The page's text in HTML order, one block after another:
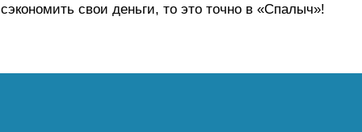
свои деньги, то это точно в «Спалыч»!